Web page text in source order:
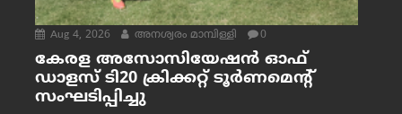
Aug 4, 2026 അനശ്വരം മാമ്പിള്ളി 0
കേരള അസോസിയേഷൻ ഓഫ്
ഡാളസ് ടി20 ക്രിക്കറ്റ് ടൂർണമെന്റ്
സംഘടിപ്പിച്ചു